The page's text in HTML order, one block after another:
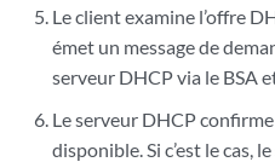
Le client examine l’offre
émet un message de
serveur DHCP via le BSA
Le serveur DHCP
disponible. Si c’est le cas,